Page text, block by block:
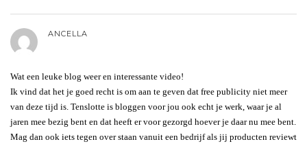
ANCELLA
Wat een leuke blog weer en interessante video!
Ik vind dat het je goed recht is om aan te geven dat free publicity niet meer
van deze tijd is. Tenslotte is bloggen voor jou ook echt je werk, waar je al
jaren mee bezig bent en dat heeft er voor gezorgd hoever je daar nu mee bent.
Mag dan ook iets tegen over staan vanuit een bedrijf als jij producten reviewt